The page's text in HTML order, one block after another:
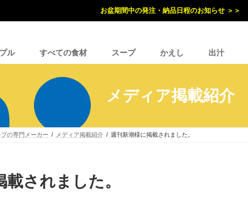
お盆期間中の発注・納品日程のお知らせ ＞＞
ル すべての食材 スープ かえし 出汁
メディア掲載紹介
の専門メーカー メディア掲載紹介 週刊新潮様に掲載されました。
されました。